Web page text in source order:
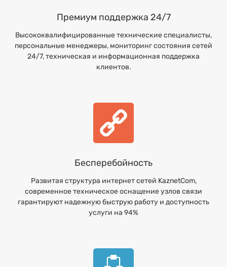
Премиум поддержка 24/7
Высококвалифицированные технические специалисты,
персональные менеджеры, мониторинг состояния сетей
24/7, техническая и информационная поддержка
клиентов.
Бесперебойность
Развитая структура интернет сетей KaznetCom,
современное техническое оснащение узлов связи
гарантируют надежную быструю работу и доступность
услуги на 94%